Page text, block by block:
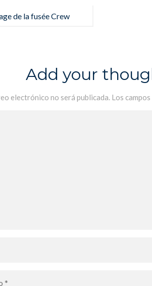
de la fusée Crew
Add your
electrónico no será publicada. Los